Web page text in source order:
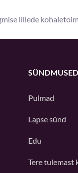
lillede
SÜNDMUSED
Pulmad
Lapse sünd
Edu
Tere tulemast